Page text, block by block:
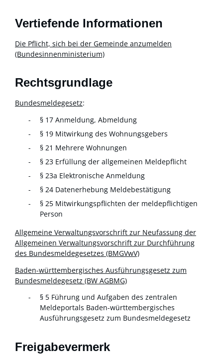
Vertiefende Informationen
Die Pflicht, sich bei der Gemeinde anzumelden
(Bundesinnenministerium)
Rechtsgrundlage
Bundesmeldegesetz:
§ 17 Anmeldung, Abmeldung
§ 19 Mitwirkung des Wohnungsgebers
§ 21 Mehrere Wohnungen
§ 23 Erfüllung der allgemeinen Meldepflicht
§ 23a Elektronische Anmeldung
§ 24 Datenerhebung Meldebestätigung
§ 25 Mitwirkungspflichten der meldepflichtigen
Person
Allgemeine Verwaltungsvorschrift zur Neufassung der
Allgemeinen Verwaltungsvorschrift zur Durchführung
des Bundesmeldegesetzes (BMGVwV)
Baden-württembergisches Ausführungsgesetz zum
Bundesmeldegesetz (BW AGBMG)
§ 5 Führung und Aufgaben des zentralen
Meldeportals Baden-württembergisches
Ausführungsgesetz zum Bundesmeldegesetz
Freigabevermerk